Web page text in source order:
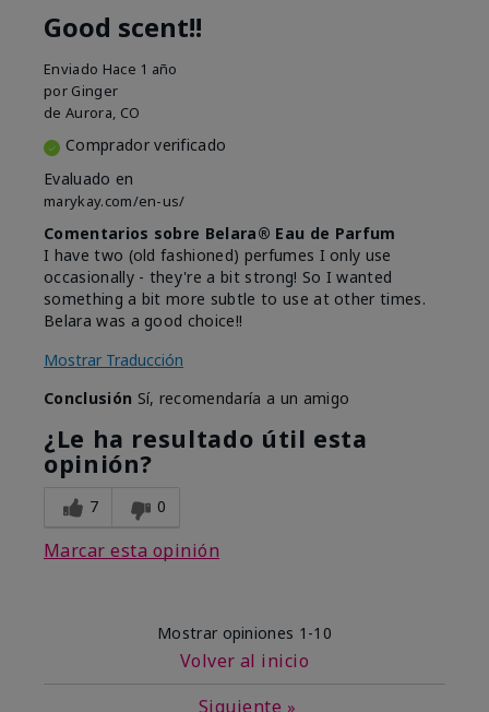
Good scent!!
Enviado Hace 1 año
por Ginger
de Aurora, CO
Comprador verificado
Evaluado en
marykay.com/en-us/
Comentarios sobre Belara® Eau de Parfum
I have two (old fashioned) perfumes I only use
occasionally - they're a bit strong! So I wanted
something a bit more subtle to use at other times.
Belara was a good choice!!
Mostrar Traducción
Conclusión Sí, recomendaría a un amigo
¿Le ha resultado útil esta
opinión?
7 0
Marcar esta opinión
Mostrar opiniones 1-10
Volver al inicio
Siguiente »